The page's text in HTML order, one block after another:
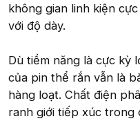
không gian linh kiện
với độ dày.
Dù tiềm năng là cực kỳ
của pin thể rắn vẫn là
hàng loạt. Chất điện
ranh giới tiếp xúc trong